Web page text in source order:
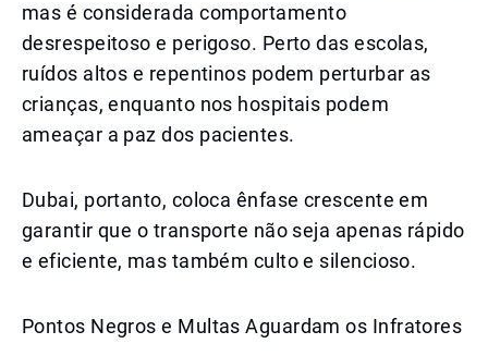
mas é considerada comportamento
desrespeitoso e perigoso. Perto das escolas,
ruídos altos e repentinos podem perturbar as
crianças, enquanto nos hospitais podem
ameaçar a paz dos pacientes.
Dubai, portanto, coloca ênfase crescente em
garantir que o transporte não seja apenas rápido
e eficiente, mas também culto e silencioso.
Pontos Negros e Multas Aguardam os Infratores